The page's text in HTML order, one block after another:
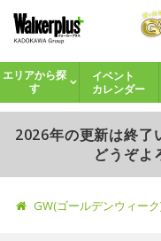
エリアから探
す
イベント
カレンダー
2026年の更新は終了
どうぞよ
GW(ゴールデンウィー